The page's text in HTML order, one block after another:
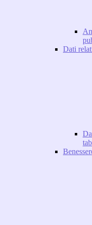
Dati